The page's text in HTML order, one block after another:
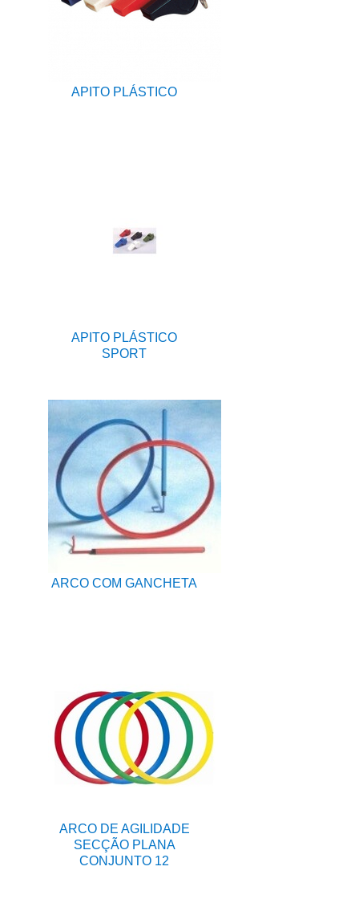
APITO PLÁSTICO
APITO PLÁSTICO
SPORT
ARCO COM GANCHETA
ARCO DE AGILIDADE
SECÇÃO PLANA
CONJUNTO 12